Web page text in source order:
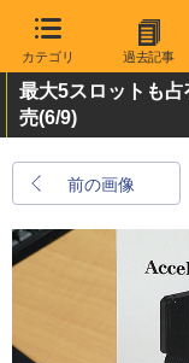
カテゴリ 過去記事
最大5スロットも
売(6/9)
前の画像